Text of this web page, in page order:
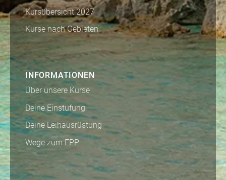
Kursübersicht 2027
Kurse nach Gebieten
INFORMATIONEN
Über unsere Kurse
Deine Einstufung
Deine Leihausrüstung
Wege zum EPP